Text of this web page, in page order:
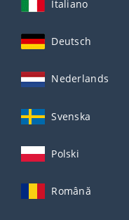
Italiano
Deutsch
Nederlands
Svenska
Polski
Română